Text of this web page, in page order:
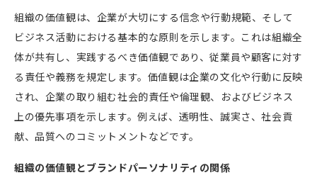
組織の価値観は、企業が大切にする信念や行動規範、そして
ビジネス活動における基本的な原則を示します。これは組織全
体が共有し、実践するべき価値観であり、従業員や顧客に対す
る責任や義務を規定します。価値観は企業の文化や行動に反映
され、企業の取り組む社会的責任や倫理観、およびビジネス
上の優先事項を示します。例えば、透明性、誠実さ、社会貢
献、品質へのコミットメントなどです。
組織の価値観とブランドパーソナリティの関係